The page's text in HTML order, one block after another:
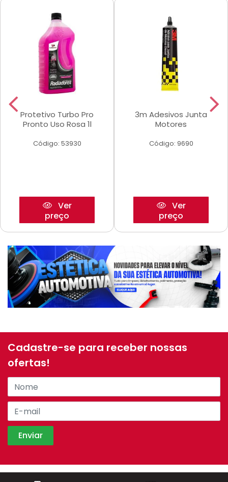
Protetivo Turbo Pro
Pronto Uso Rosa 1l
Código: 53930
Ver
preço
3m Adesivos Junta
Motores
Código: 9690
Ver
preço
Cadastre-se para receber nossas
ofertas!